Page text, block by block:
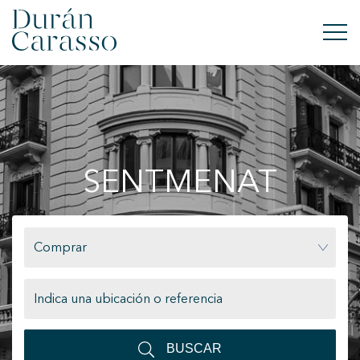
COMPRAR
ALQUILAR
VENDER
GRUPO DC
SENTMENAT
Comprar
BUSCAR